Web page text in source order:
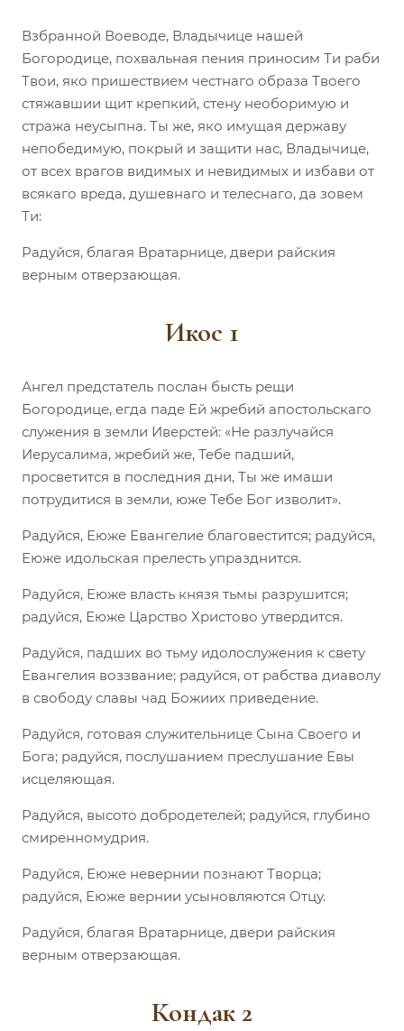
Взбранной Воеводе, Владычице нашей
Богородице, похвальная пения приносим Ти раби
Твои, яко пришествием честнаго образа Твоего
стяжавшии щит крепкий, стену необоримую и
стража неусыпна. Ты же, яко имущая державу
непобедимую, покрый и защити нас, Владычице,
от всех врагов видимых и невидимых и избави от
всякаго вреда, душевнаго и телеснаго, да зовем
Ти:
Радуйся, благая Вратарнице, двери райския
верным отверзающая.
Икос 1
Ангел предстатель послан бысть рещи
Богородице, егда паде Ей жребий апостольскаго
служения в земли Иверстей: «Не разлучайся
Иерусалима, жребий же, Тебе падший,
просветится в последния дни, Ты же имаши
потрудитися в земли, юже Тебе Бог изволит».
Радуйся, Еюже Евангелие благовестится; радуйся,
Еюже идольская прелесть упразднится.
Радуйся, Еюже власть князя тьмы разрушится;
радуйся, Еюже Царство Христово утвердится.
Радуйся, падших во тьму идолослужения к свету
Евангелия воззвание; радуйся, от рабства диаволу
в свободу славы чад Божиих приведение.
Радуйся, готовая служительнице Сына Своего и
Бога; радуйся, послушанием преслушание Евы
исцеляющая.
Радуйся, высото добродетелей; радуйся, глубино
смиренномудрия.
Радуйся, Еюже невернии познают Творца;
радуйся, Еюже вернии усыновляются Отцу.
Радуйся, благая Вратарнице, двери райския
верным отверзающая.
Кондак 2